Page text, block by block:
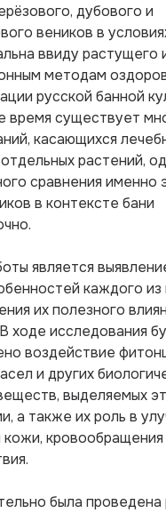
дубового и
веников в
ввиду растущего
методам
русской банной
время существует
касающихся
растений,
сравнения именно
в контексте бани
является
каждого из
их полезного
ходе исследования
воздействие
и других
выделяемых
а также их роль в
кожи,
была проведена